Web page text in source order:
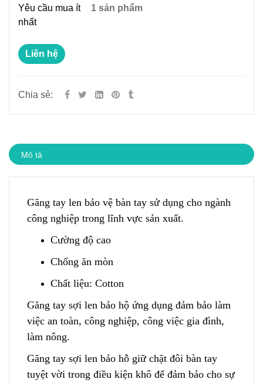
Yêu cầu mua ít
nhất
1 sản phẩm
Liên hệ
Chia sẻ:
Mô tả
Găng tay len bảo vệ bàn tay sử dụng cho ngành
công nghiệp trong lĩnh vực sản xuất.
Cường độ cao
Chống ăn mòn
Chất liệu: Cotton
Găng tay sợi len bảo hộ ứng dụng đảm bảo làm
việc an toàn, công nghiệp, công việc gia đình,
làm nông.
Găng tay sợi len bảo hỗ giữ chặt đôi bàn tay
tuyệt vời trong điều kiện khô để đảm bảo cho sự